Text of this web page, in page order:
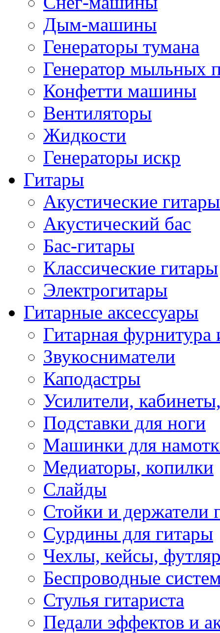
Дым-машины
Генераторы тумана
Генератор мыльных
Конфетти машины
Вентиляторы
Жидкости
Генераторы искр
Гитары
Акустические гитары
Акустический бас
Бас-гитары
Классические гитары
Электрогитары
Гитарные аксессуары
Гитарная фурнитура
Звукосниматели
Каподастры
Усилители,
Подставки для ноги
Машинки для
Медиаторы, копилки
Слайды
Стойки и держатели
Сурдины для гитары
Чехлы, кейсы,
Беспроводные
Стулья гитариста
Педали эффектов и